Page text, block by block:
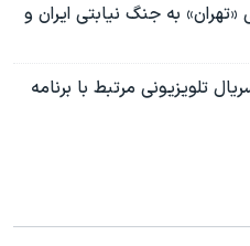
به جنگ نیابتی ایران و
تلویزیونی مرتبط با برنامه